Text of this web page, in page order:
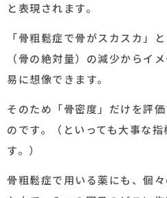
と表現されます。
「骨粗鬆症で骨がスカスカ」
（骨の絶対量）の減少からイ
易に想像できます。
そのため「骨密度」だけを評
のです。（といっても大事な
す。）
骨粗鬆症で用いる薬にも、個